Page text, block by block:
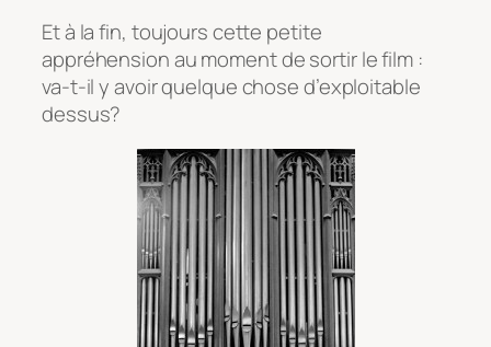
Et à la fin, toujours cette petite
appréhension au moment de sortir le film :
va-t-il y avoir quelque chose d’exploitable
dessus?